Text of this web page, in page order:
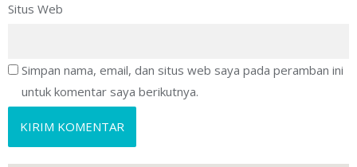
Situs Web
Simpan nama, email, dan situs web saya pada peramban ini
untuk komentar saya berikutnya.